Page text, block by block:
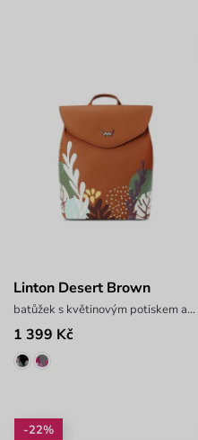
Linton Desert Brown
batůžek s květinovým potiskem a výšivkou
1 399 Kč
-22%